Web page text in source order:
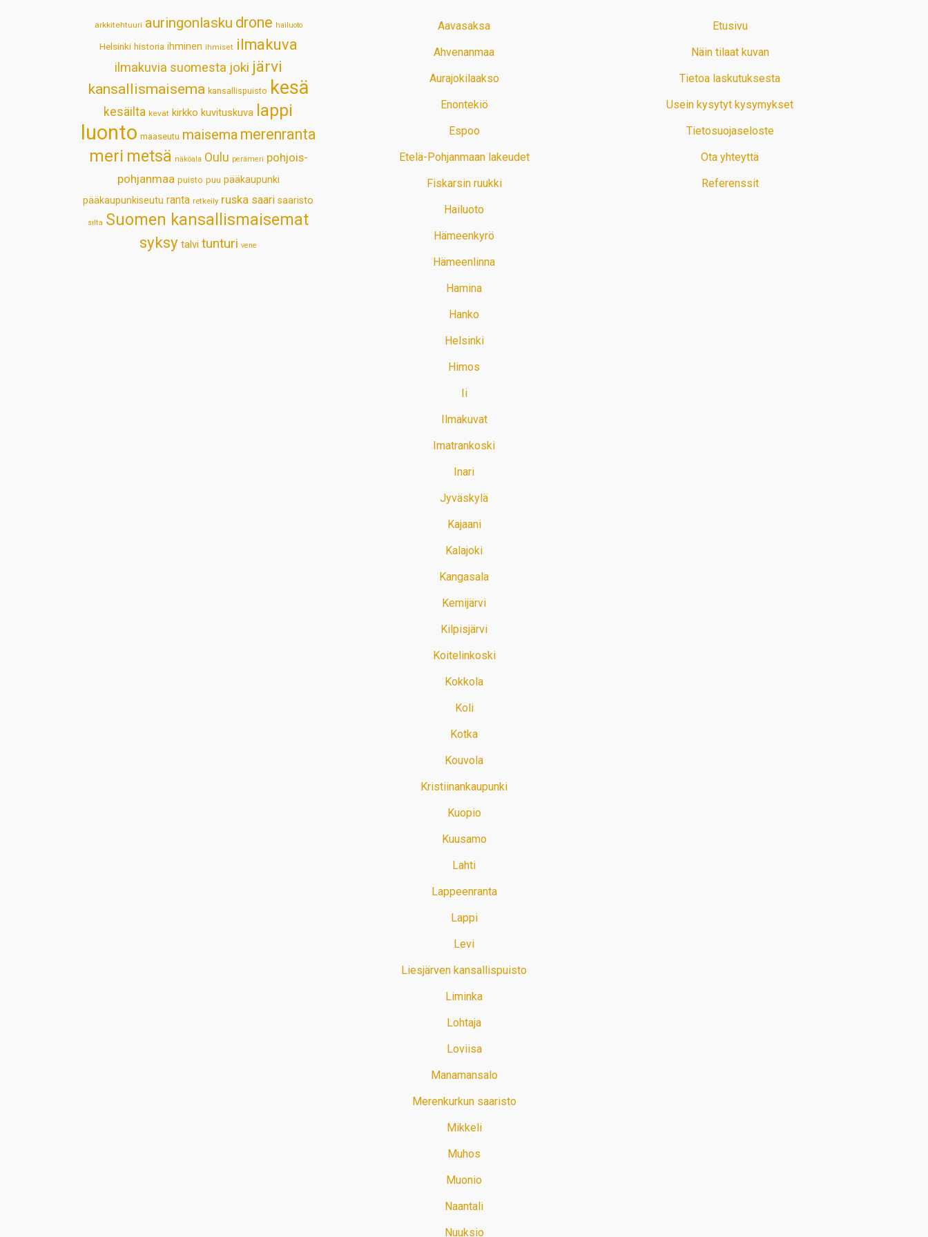
arkkitehtuuri auringonlasku drone hailuoto
Helsinki historia ihminen ihmiset ilmakuva
ilmakuvia suomesta joki järvi
kansallismaisema kansallispuisto kesä
kesäilta kevät kirkko kuvituskuva lappi
luonto maaseutu maisema merenranta
meri metsä näköala Oulu perämeri pohjois-
pohjanmaa puisto puu pääkaupunki
pääkaupunkiseutu ranta retkeily ruska saari saaristo
silta Suomen kansallismaisemat
syksy talvi tunturi vene
Aavasaksa
Ahvenanmaa
Aurajokilaakso
Enontekiö
Espoo
Etelä-Pohjanmaan lakeudet
Fiskarsin ruukki
Hailuoto
Hämeenkyrö
Hämeenlinna
Hamina
Hanko
Helsinki
Himos
Ii
Ilmakuvat
Imatrankoski
Inari
Jyväskylä
Kajaani
Kalajoki
Kangasala
Kemijärvi
Kilpisjärvi
Koitelinkoski
Kokkola
Koli
Kotka
Kouvola
Kristiinankaupunki
Kuopio
Kuusamo
Lahti
Lappeenranta
Lappi
Levi
Liesjärven kansallispuisto
Liminka
Lohtaja
Loviisa
Manamansalo
Merenkurkun saaristo
Mikkeli
Muhos
Muonio
Naantali
Nuuksio
Etusivu
Näin tilaat kuvan
Tietoa laskutuksesta
Usein kysytyt kysymykset
Tietosuojaseloste
Ota yhteyttä
Referenssit